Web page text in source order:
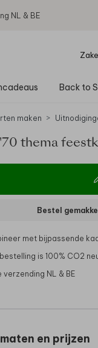
NL & BE
Back to
maken
'70 thema
Bestel
met bijpassende
is 100% CO2
verzending NL & BE
en prijzen